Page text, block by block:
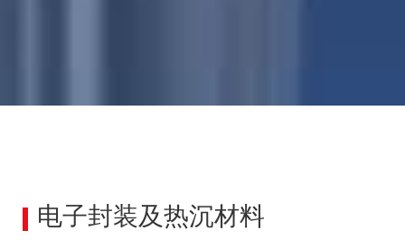
电子封装及热沉材料